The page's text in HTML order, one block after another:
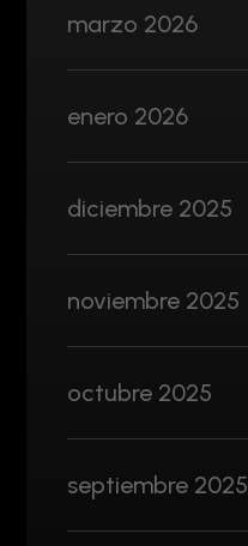
marzo 2026
enero 2026
diciembre 2025
noviembre 2025
octubre 2025
septiembre 2025